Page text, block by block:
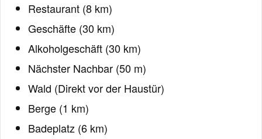
Restaurant (8 km)
Geschäfte (30 km)
Alkoholgeschäft (30 km)
Nächster Nachbar (50 m)
Wald (Direkt vor der Haustür)
Berge (1 km)
Badeplatz (6 km)